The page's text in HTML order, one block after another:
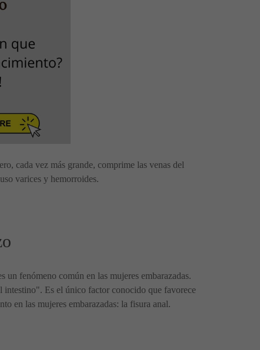
cada vez más grande, comprime las venas del
varices y hemorroides.
un fenómeno común en las mujeres embarazadas.
intestino". Es el único factor conocido que favorece
en las mujeres embarazadas: la fisura anal.